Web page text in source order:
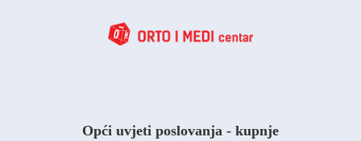
Opći uvjeti poslovanja - kupnje